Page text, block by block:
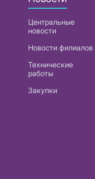
Центральные
новости
Новости филиалов
Технические
работы
Закупки